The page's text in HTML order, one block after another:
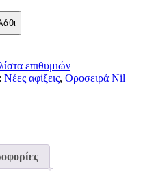
επιθυμιών
Νέες αφίξεις, Οροσειρά Nil